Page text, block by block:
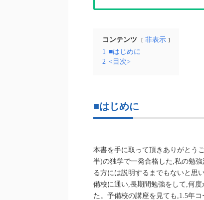
コンテンツ
非表示
1 ■はじめに
2 <目次>
■はじめに
本書を手に取って頂きありがとう
半)の独学で一発合格した,私の勉
る方には説明するまでもないと思
備校に通い,長期間勉強をして,何
た。予備校の講座を見ても,1.5年